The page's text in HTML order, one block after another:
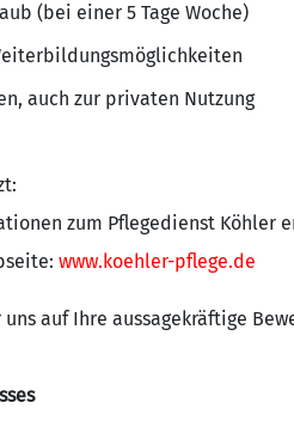
(bei einer 5 Tage Woche)
auch zur privaten Nutzung
zum Pflegedienst Köhler
www.koehler-pflege.de
auf Ihre aussagekräftige